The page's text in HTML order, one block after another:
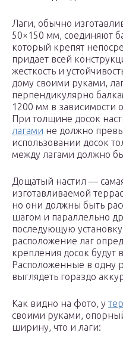
Лаги, обычно
50×150 мм, соединяют
который крепят
придает всей
жесткость и
дому своими руками,
перпендикулярно
1200 мм в зависимости
При толщине досок
лагами не должно
использовании досок
между лагами должно
Дощатый настил —
изготавливаемой
но они должны быть
шагом и параллельно
последующую
расположение лаг
крепления досок будут
Расположенные в одну
выглядеть гораздо
Как видно на фото, у
своими руками,
ширину, что и лаги: